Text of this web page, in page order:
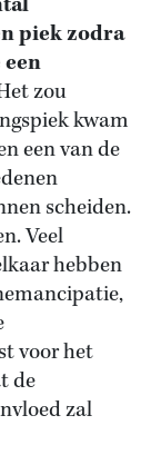
piek zodra
zou
kwam
een van de
scheiden.
Veel
hebben
voor het
de
zal